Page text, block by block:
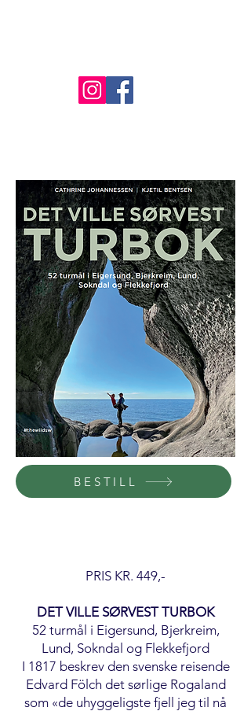
BESTILL
PRIS KR. 449,-
DET VILLE SØRVEST TURBOK
52 turmål i Eigersund, Bjerkreim,
Lund, Sokndal og Flekkefjord
I 1817 beskrev den svenske reisende
Edvard Fölch det sørlige Rogaland
som «de uhyggeligste fjell jeg til nå